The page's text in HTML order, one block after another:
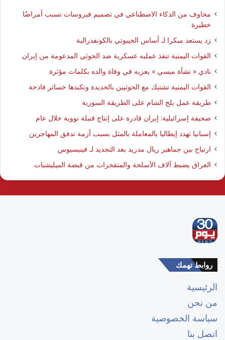
مخاوف من الذكاء الاصطناعي في تصميم فيروسات تسبب أمراضًا
خطيرة
زد يستعد مبكرا لـ أساس الجيبوتي بالكونفدرالية
القوات اليمنية تنفذ عمليه عسكرية ضد الحوثي المدعومة من إيران
نادي « نشأة ميسي » يعزيه في وفاة والده بكلمات مؤثرة
القوات اليمنية تشتبك مع الحوثيين بالحديدة وتكبدها خسائر فادحة
طريقة عمل بلح الشام على الطريقة السورية
صحيفة إسرائيلية: إيران قادرة على إنتاج قنبلة نووية خلال عام
إسبانيا تهدد إيطاليا بالمعاملة بالمثل بسبب أزمة تدفق المهاجرين
ارتياح بين جماهير ريال مدريد بعد التجديد لـ فينيسيوس
العراق يضبط آلاف الأسلحة والمتفجرات من قبضة الميليشبات
روابط تهمك
الرئيسية
من نحن
سياسة الخصوصية
اتصل بنا